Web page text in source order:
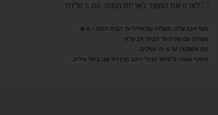
לארוז את המוצר באריזת מתנה 5.00 ש"ח ?
מעל 329 ש"ח, משלוח עם שליח עד הבית חינם! – 0 ₪
משלוח עם שליח עד הבית: 29 ש"ח
זמן אספקה: עד 4 ימי עסקים.
איסוף עצמי: מ"ביתר טויס" רחוב בניין דוד 18, ביתר עילית.